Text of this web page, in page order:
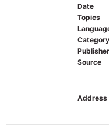
Date
Topics
Category
Publisher
Source
Address